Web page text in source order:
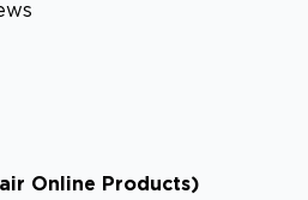
Online Products)